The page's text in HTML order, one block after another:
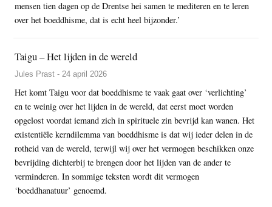
mensen tien dagen op de Drentse hei samen te mediteren en te leren
over het boeddhisme, dat is echt heel bijzonder.’
Taigu – Het lijden in de wereld
Jules Prast - 24 april 2026
Het komt Taigu voor dat boeddhisme te vaak gaat over ‘verlichting’
en te weinig over het lijden in de wereld, dat eerst moet worden
opgelost voordat iemand zich in spirituele zin bevrijd kan wanen. Het
existentiële kerndilemma van boeddhisme is dat wij ieder delen in de
rotheid van de wereld, terwijl wij over het vermogen beschikken onze
bevrijding dichterbij te brengen door het lijden van de ander te
verminderen. In sommige teksten wordt dit vermogen
‘boeddhanatuur’ genoemd.